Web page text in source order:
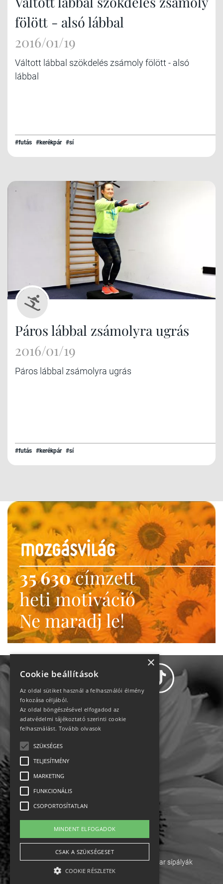
fölött - alsó lábbal
2016/01/19
Váltott lábbal szökdelés zsámoly fölött - alsó
lábbal
#futás #kerékpár #sí
Páros lábbal zsámolyra ugrás
2016/01/19
Páros lábbal zsámolyra ugrás
#futás #kerékpár #sí
35 630címzett
heti motiváció
Ne maradj le!
Adatvédelem
Impresszum-kapcsolat
English
Ebike Osztrák sípályák Magyar sípályák
×
Cookie beállítások
Az oldal sütiket használ a felhasználói élmény
fokozása céljából.
Az oldal böngészésével elfogadod az
adatvédelmi tájékoztató szerinti cookie
felhasználást. Tovább olvasok
SZÜKSÉGES
TELJESÍTMÉNY
MARKETING
FUNKCIONÁLIS
CSOPORTOSÍTATLAN
MINDENT ELFOGADOK
CSAK A SZÜKSÉGESET
COOKIE RÉSZLETEK